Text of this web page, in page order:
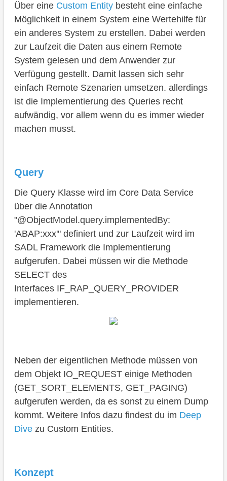
Hierarchie
Destination
Client
READ_ODATA_WITH_RESPONSE
READ_ODATA_BY_REQUEST
READ_ODATA_BY_VALUES
Komplettes Beispiel
Über eine Custom Entity besteht eine einfache
Möglichkeit in einem System eine Wertehilfe für
ein anderes System zu erstellen. Dabei werden
zur Laufzeit die Daten aus einem Remote
System gelesen und dem Anwender zur
Verfügung gestellt. Damit lassen sich sehr
einfach Remote Szenarien umsetzen. allerdings
ist die Implementierung des Queries recht
aufwändig, vor allem wenn du es immer wieder
machen musst.
Query
Die Query Klasse wird im Core Data Service
über die Annotation
"@ObjectModel.query.implementedBy:
'ABAP:xxx'" definiert und zur Laufzeit wird im
SADL Framework die Implementierung
aufgerufen. Dabei müssen wir die Methode
SELECT des
Interfaces IF_RAP_QUERY_PROVIDER
implementieren.
Neben der eigentlichen Methode müssen von
dem Objekt IO_REQUEST einige Methoden
(GET_SORT_ELEMENTS, GET_PAGING)
aufgerufen werden, da es sonst zu einem Dump
kommt. Weitere Infos dazu findest du im Deep
Dive zu Custom Entities.
Konzept